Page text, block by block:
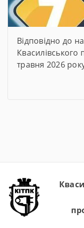
Відповідно до
Квасилівського
травня 2026
дорожнього
дитячого
щодо […]